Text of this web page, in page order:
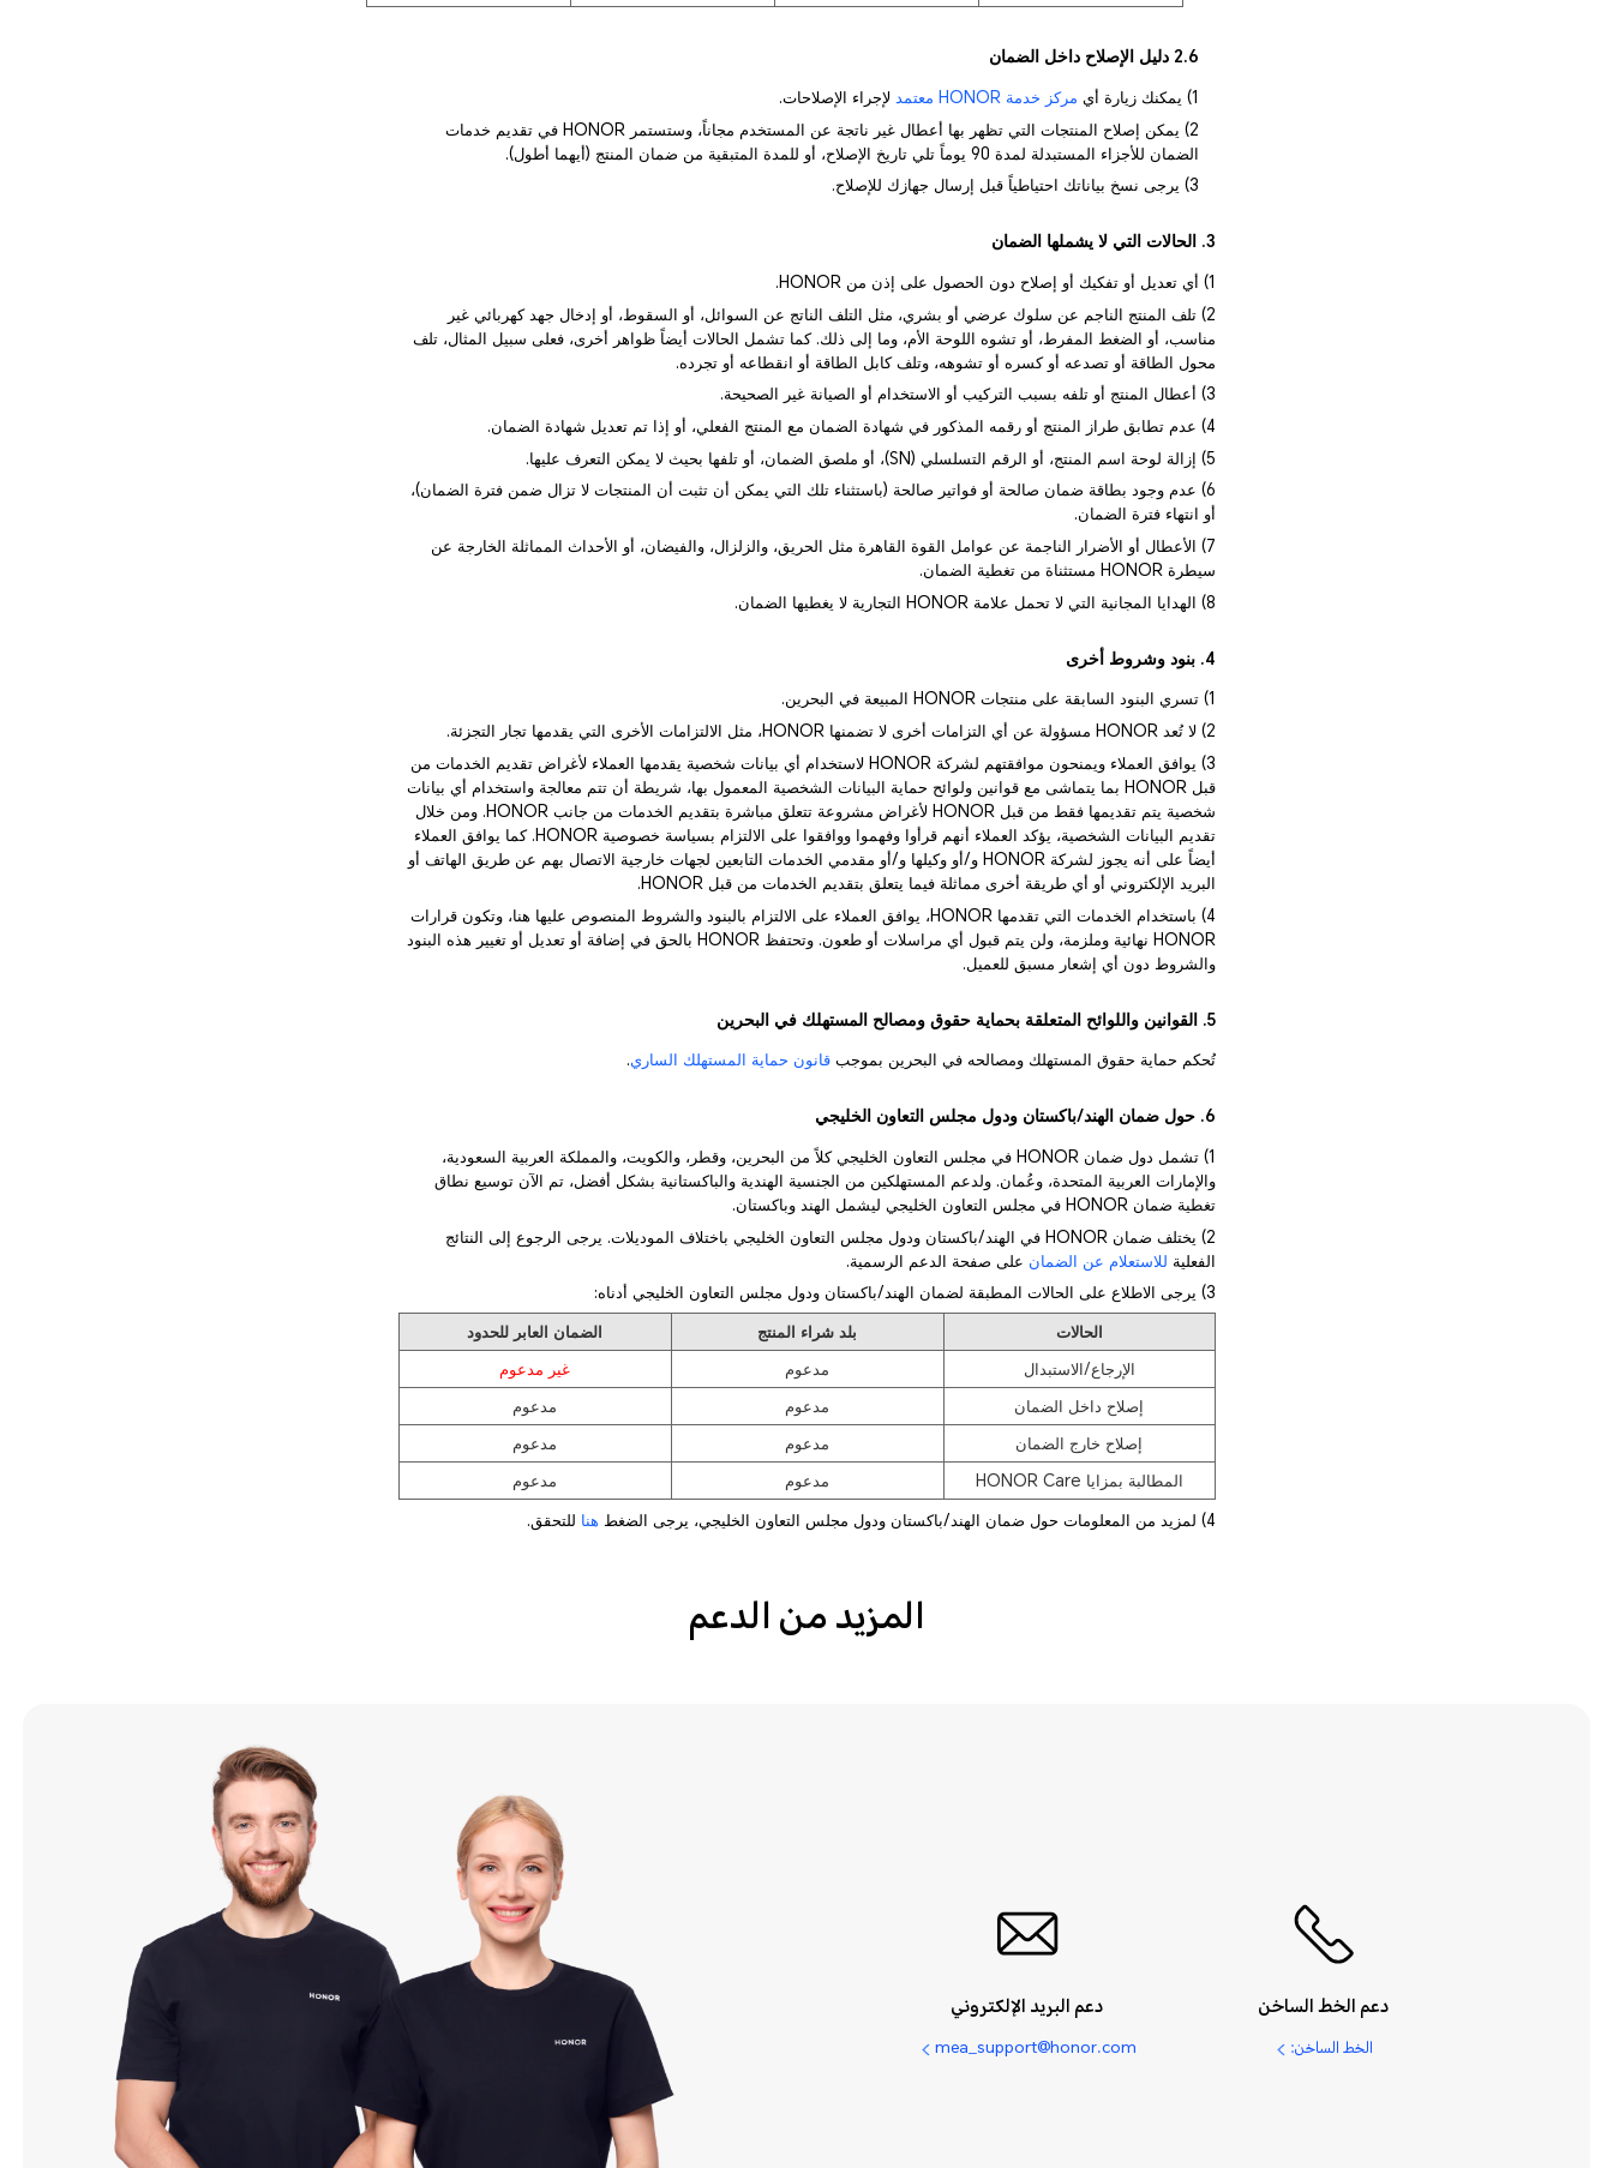
2.6 دليل الإصلاح داخل الضمان
1) يمكنك زيارة أي مركز خدمة HONOR معتمد
لإجراء الإصلاحات.
2) يمكن إصلاح المنتجات التي تظهر بها أعطال غير ناتجة عن المستخدم مجاناً، وستستمر HONOR في تقديم خدمات
الضمان للأجزاء المستبدلة لمدة 90 يوماً تلي تاريخ الإصلاح، أو للمدة المتبقية من ضمان المنتج (أيهما أطول).
3) يرجى نسخ بياناتك احتياطياً قبل إرسال جهازك للإصلاح.
3. الحالات التي لا يشملها الضمان
1) أي تعديل أو تفكيك أو إصلاح دون الحصول على إذن من HONOR.
2) تلف المنتج الناجم عن سلوك عرضي أو بشري، مثل التلف الناتج عن السوائل، أو السقوط، أو إدخال جهد كهربائي غير
مناسب، أو الضغط المفرط، أو تشوه اللوحة الأم، وما إلى ذلك. كما تشمل الحالات أيضاً ظواهر أخرى، فعلى سبيل المثال، تلف
محول الطاقة أو تصدعه أو كسره أو تشوهه، وتلف كابل الطاقة أو انقطاعه أو تجرده.
3) أعطال المنتج أو تلفه بسبب التركيب أو الاستخدام أو الصيانة غير الصحيحة.
4) عدم تطابق طراز المنتج أو رقمه المذكور في شهادة الضمان مع المنتج الفعلي، أو إذا تم تعديل شهادة الضمان.
5) إزالة لوحة اسم المنتج، أو الرقم التسلسلي (SN)، أو ملصق الضمان، أو تلفها بحيث لا يمكن التعرف عليها.
6) عدم وجود بطاقة ضمان صالحة أو فواتير صالحة (باستثناء تلك التي يمكن أن تثبت أن المنتجات لا تزال ضمن فترة الضمان)،
أو انتهاء فترة الضمان.
7) الأعطال أو الأضرار الناجمة عن عوامل القوة القاهرة مثل الحريق، والزلزال، والفيضان، أو الأحداث المماثلة الخارجة عن
سيطرة HONOR مستثناة من تغطية الضمان.
8) الهدايا المجانية التي لا تحمل علامة HONOR التجارية لا يغطيها الضمان.
4. بنود وشروط أخرى
1) تسري البنود السابقة على منتجات HONOR المبيعة في البحرين.
2) لا تُعد HONOR مسؤولة عن أي التزامات أخرى لا تضمنها HONOR، مثل الالتزامات الأخرى التي يقدمها تجار التجزئة.
3) يوافق العملاء ويمنحون موافقتهم لشركة HONOR لاستخدام أي بيانات شخصية يقدمها العملاء لأغراض تقديم الخدمات من
قبل HONOR بما يتماشى مع قوانين ولوائح حماية البيانات الشخصية المعمول بها، شريطة أن تتم معالجة واستخدام أي بيانات
شخصية يتم تقديمها فقط من قبل HONOR لأغراض مشروعة تتعلق مباشرة بتقديم الخدمات من جانب HONOR. ومن خلال
تقديم البيانات الشخصية، يؤكد العملاء أنهم قرأوا وفهموا ووافقوا على الالتزام بسياسة خصوصية HONOR. كما يوافق العملاء
أيضاً على أنه يجوز لشركة HONOR و/أو وكيلها و/أو مقدمي الخدمات التابعين لجهات خارجية الاتصال بهم عن طريق الهاتف أو
البريد الإلكتروني أو أي طريقة أخرى مماثلة فيما يتعلق بتقديم الخدمات من قبل HONOR.
4) باستخدام الخدمات التي تقدمها HONOR، يوافق العملاء على الالتزام بالبنود والشروط المنصوص عليها هنا، وتكون قرارات
HONOR نهائية وملزمة، ولن يتم قبول أي مراسلات أو طعون. وتحتفظ HONOR بالحق في إضافة أو تعديل أو تغيير هذه البنود
والشروط دون أي إشعار مسبق للعميل.
5. القوانين واللوائح المتعلقة بحماية حقوق ومصالح المستهلك في البحرين
تُحكم حماية حقوق المستهلك ومصالحه في البحرين بموجبقانون حماية المستهلك الساري.
6. حول ضمان الهند/باكستان ودول مجلس التعاون الخليجي
1) تشمل دول ضمان HONOR في مجلس التعاون الخليجي كلاً من البحرين، وقطر، والكويت، والمملكة العربية السعودية،
والإمارات العربية المتحدة، وعُمان. ولدعم المستهلكين من الجنسية الهندية والباكستانية بشكل أفضل، تم الآن توسيع نطاق
تغطية ضمان HONOR في مجلس التعاون الخليجي ليشمل الهند وباكستان.
2) يختلف ضمان HONOR في الهند/باكستان ودول مجلس التعاون الخليجي باختلاف الموديلات. يرجى الرجوع إلى النتائج
الفعلية للاستعلام عن الضمان على صفحة الدعم الرسمية.
3) يرجى الاطلاع على الحالات المطبقة لضمان الهند/باكستان ودول مجلس التعاون الخليجي أدناه:
الحالات بلد شراء المنتج
الضمان العابر للحدود
الإرجاع/الاستبدال
مدعوم
غير مدعوم
إصلاح داخل الضمان
مدعوم
مدعوم
إصلاح خارج الضمان
مدعوم
مدعوم
المطالبة بمزايا HONOR Care
مدعوم مدعوم
4) لمزيد من المعلومات حول ضمان الهند/باكستان ودول مجلس التعاون الخليجي، يرجى الضغط هنا للتحقق.
المزيد من الدعم
دعم الخط الساخن
الخط الساخن:
دعم البريد الإلكتروني
mea_support@honor.com